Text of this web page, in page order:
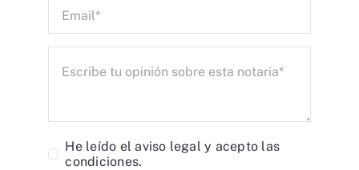
He leído elaviso legal y acepto las
condiciones.